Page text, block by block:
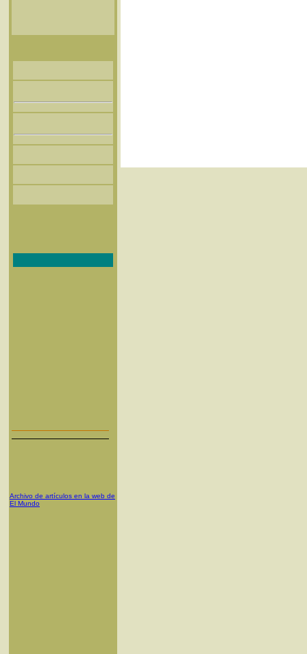
Archivo de artículos en la web de
El Mundo